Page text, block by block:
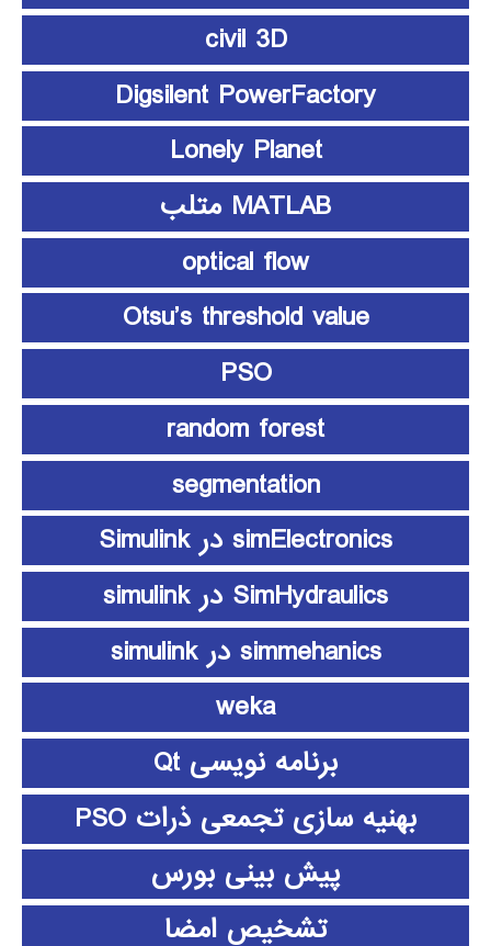
civil 3D
Digsilent PowerFactory
Lonely Planet
MATLAB متلب
optical flow
Otsu’s threshold value
PSO
random forest
segmentation
simElectronics در Simulink
SimHydraulics در simulink
simmehanics در simulink
weka
برنامه نویسی Qt
بهنیه سازی تجمعی ذرات PSO
پیش بینی بورس
تشخیص امضا